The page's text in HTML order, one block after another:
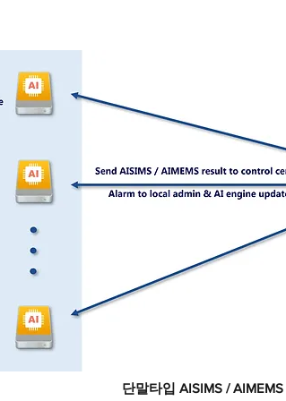
단말타입 AISIMS / AIMEMS